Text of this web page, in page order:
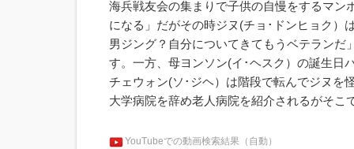
海兵戦友会の集まりで子供の自慢をするマン
になる」だがその時ジヌ(チョ･ドンヒョク）
男ジング？自分についてきてもうベテラン
す。一方、母ヨンソン(イ･ヘスク）の誕生日
チェウォン(ソ･ジヘ）は階段で転んでジヌを
大学病院を辞め老人病院を紹介されるがそ
YouTubeでの動画検索結果（自動）